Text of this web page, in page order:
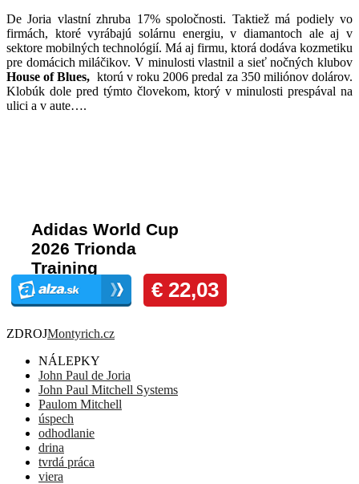
De Joria vlastní zhruba 17% spoločnosti. Taktiež má podiely vo
firmách, ktoré vyrábajú solárnu energiu, v diamantoch ale aj v
sektore mobilných technológií. Má aj firmu, ktorá dodáva kozmetiku
pre domácich miláčikov. V minulosti vlastnil a sieť nočných klubov
House of Blues, ktorú v roku 2006 predal za 350 miliónov dolárov.
Klobúk dole pred týmto človekom, ktorý v minulosti prespával na
ulici a v aute….
ZDROJMontyrich.cz
NÁLEPKY
John Paul de Joria
John Paul Mitchell Systems
Paulom Mitchell
úspech
odhodlanie
drina
tvrdá práca
viera